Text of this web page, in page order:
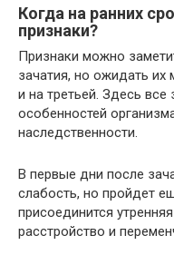
Когда на ранних
признаки?
Признаки можно
зачатия, но ожидать их
и на третьей. Здесь
особенностей
наследственности.
В первые дни после
слабость, но пройдет
присоединится
расстройство и